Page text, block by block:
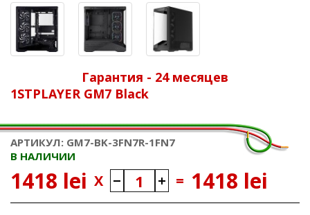
Гарантия - 24 месяцев
1STPLAYER GM7 Black
АРТИКУЛ: GM7-BK-3FN7R-1FN7
В НАЛИЧИИ
1418 lei X = 1418 lei